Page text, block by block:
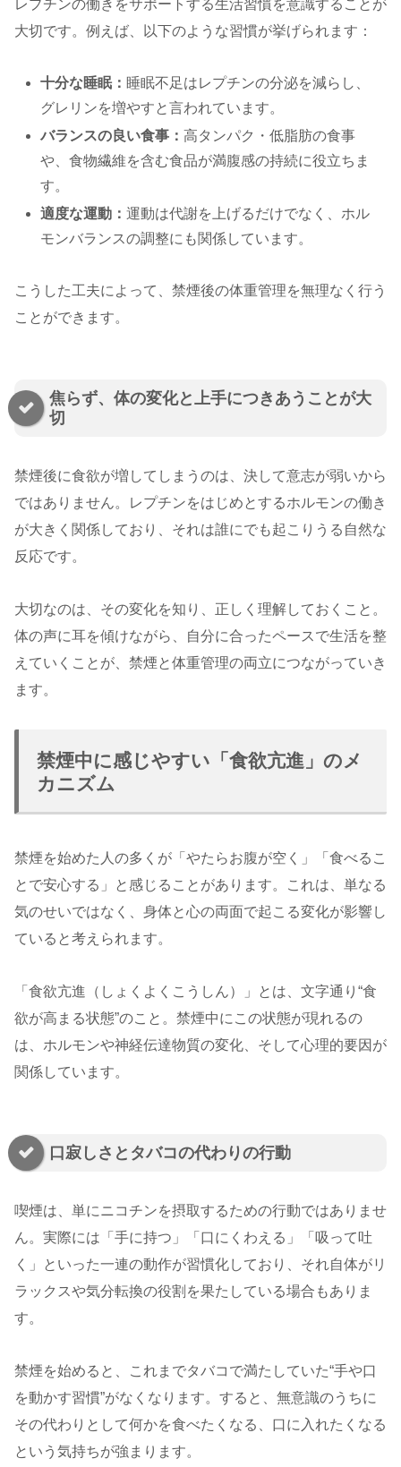
レプチンの働きをサポートする生活習慣を意識することが
大切です。例えば、以下のような習慣が挙げられます：
十分な睡眠： 睡眠不足はレプチンの分泌を減らし、
グレリンを増やすと言われています。
バランスの良い食事：高タンパク・低脂肪の食事
や、食物繊維を含む食品が満腹感の持続に役立ちま
す。
適度な運動：運動は代謝を上げるだけでなく、ホル
モンバランスの調整にも関係しています。
こうした工夫によって、禁煙後の体重管理を無理なく行う
ことができます。
焦らず、体の変化と上手につきあうことが大
切
禁煙後に食欲が増してしまうのは、決して意志が弱いから
ではありません。レプチンをはじめとするホルモンの働き
が大きく関係しており、それは誰にでも起こりうる自然な
反応です。
大切なのは、その変化を知り、正しく理解しておくこと。
体の声に耳を傾けながら、自分に合ったペースで生活を整
えていくことが、禁煙と体重管理の両立につながっていき
ます。
禁煙中に感じやすい「食欲亢進」のメ
カニズム
禁煙を始めた人の多くが「やたらお腹が空く」「食べるこ
とで安心する」と感じることがあります。これは、単なる
気のせいではなく、身体と心の両面で起こる変化が影響し
ていると考えられます。
「食欲亢進（しょくよくこうしん）」とは、文字通り“食
欲が高まる状態”のこと。禁煙中にこの状態が現れるの
は、ホルモンや神経伝達物質の変化、そして心理的要因が
関係しています。
口寂しさとタバコの代わりの行動
喫煙は、単にニコチンを摂取するための行動ではありませ
ん。実際には「手に持つ」「口にくわえる」「吸って吐
く」といった一連の動作が習慣化しており、それ自体がリ
ラックスや気分転換の役割を果たしている場合もありま
す。
禁煙を始めると、これまでタバコで満たしていた“手や口
を動かす習慣”がなくなります。すると、無意識のうちに
その代わりとして何かを食べたくなる、口に入れたくなる
という気持ちが強まります。